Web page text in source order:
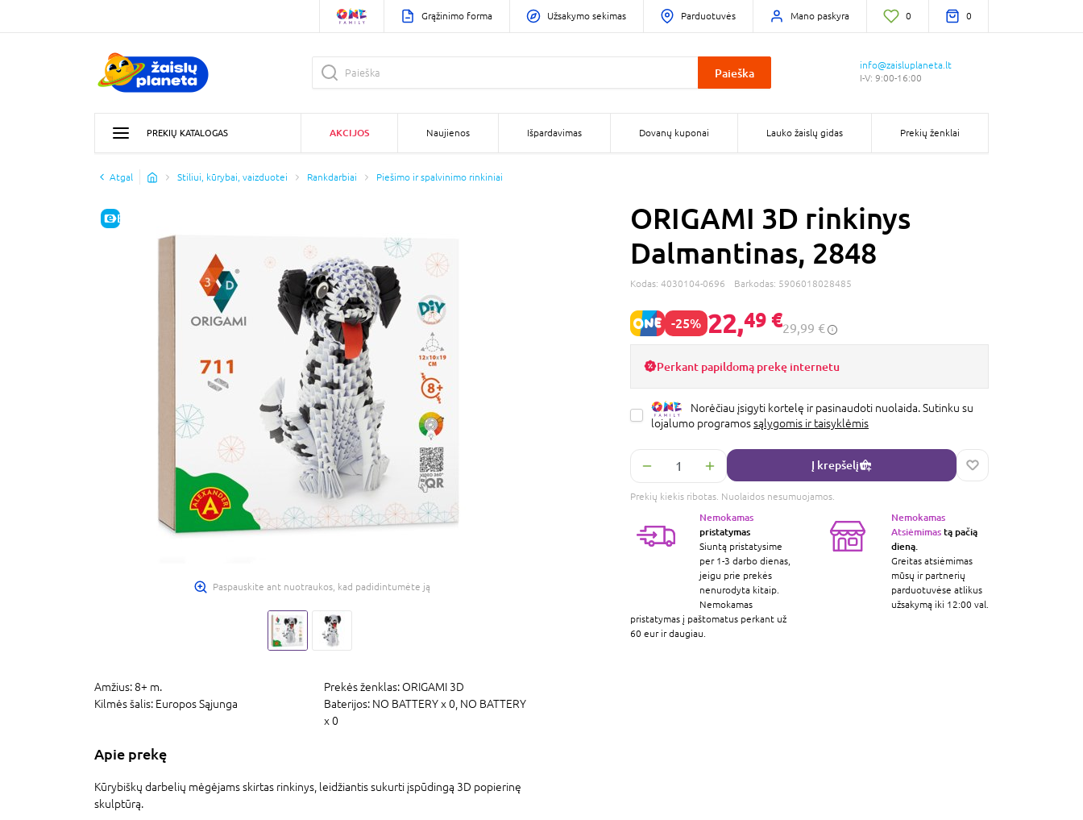
Grąžinimo forma Užsakymo sekimas Parduotuvės Mano paskyra 0 0
Paieška
info@zaisluplaneta.lt
I-V: 9:00-16:00
PREKIŲ KATALOGAS AKCIJOS Naujienos Išpardavimas Dovanų kuponai Lauko žaislų gidas Prekių ženklai
Atgal Stiliui, kūrybai, vaizduotei Rankdarbiai Piešimo ir spalvinimo rinkiniai
E-KAINA
Paspauskite ant nuotraukos, kad padidintumėte ją
Amžius: 8+ m. Prekės ženklas: ORIGAMI 3D
Kilmės šalis: Europos Sąjunga Baterijos: NO BATTERY x 0, NO BATTERY
x 0
Apie prekę
Kūrybiškų darbelių mėgėjams skirtas rinkinys, leidžiantis sukurti įspūdingą 3D popierinę
skulptūrą.
ORIGAMI 3D rinkinys
Dalmantinas, 2848
Kodas: 4030104-0696 Barkodas: 5906018028485
-25% 22,49 €29,99 €
Perkant papildomą prekę internetu
Norėčiau įsigyti kortelę ir pasinaudoti nuolaida. Sutinku su
lojalumo programossąlygomis ir taisyklėmis
Į krepšelį
Prekių kiekis ribotas. Nuolaidos nesumuojamos.
Nemokamas
pristatymas
Siuntą pristatysime
per 1-3 darbo dienas,
jeigu prie prekės
nenurodyta kitaip.
Nemokamas
pristatymas į paštomatus perkant už
60 eur ir daugiau.
Nemokamas
Atsiėmimastą pačią
dieną.
Greitas atsiėmimas
mūsų ir partnerių
parduotuvėse atlikus
užsakymą iki 12:00 val.